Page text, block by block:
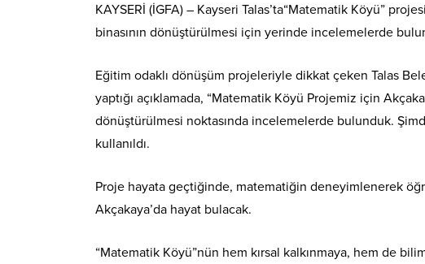
KAYSERİ (İGFA) – Kayseri Talas’ta“Matematik Köyü”
binasının dönüştürülmesi için yerinde incelemelerde
Eğitim odaklı dönüşüm projeleriyle dikkat çeken Talas
yaptığı açıklamada, “Matematik Köyü Projemiz için
dönüştürülmesi noktasında incelemelerde bulunduk.
kullanıldı.
Proje hayata geçtiğinde, matematiğin deneyimlenerek
Akçakaya’da hayat bulacak.
“Matematik Köyü”nün hem kırsal kalkınmaya, hem de